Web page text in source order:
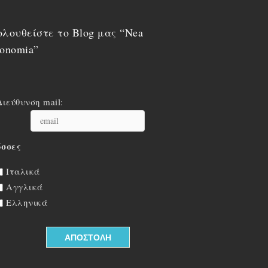
το Blog μας “Nea
mail:
Ιταλικά
Αγγλικά
Ελληνικά